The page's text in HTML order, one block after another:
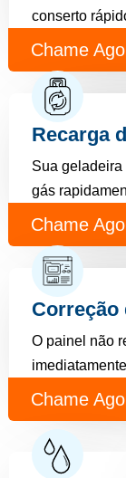
conserto
Chame
Recarga
Sua
gás
Chame
Correção
O painel não
Chame